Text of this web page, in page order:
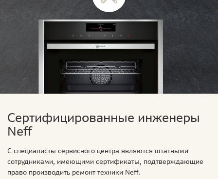
Сертифицированные инженеры
Neff
С специалисты сервисного центра являются штатными
сотрудниками, имеющими сертификаты, подтверждающие
право производить ремонт техники Neff.